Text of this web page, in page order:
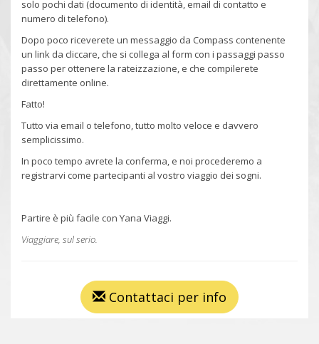
solo pochi dati (documento di identità, email di contatto e
numero di telefono).
Dopo poco riceverete un messaggio da Compass contenente
un link da cliccare, che si collega al form con i passaggi passo
passo per ottenere la rateizzazione, e che compilerete
direttamente online.
Fatto!
Tutto via email o telefono, tutto molto veloce e davvero
semplicissimo.
In poco tempo avrete la conferma, e noi procederemo a
registrarvi come partecipanti al vostro viaggio dei sogni.
Partire è più facile con Yana Viaggi.
Viaggiare, sul serio.
Contattaci per info